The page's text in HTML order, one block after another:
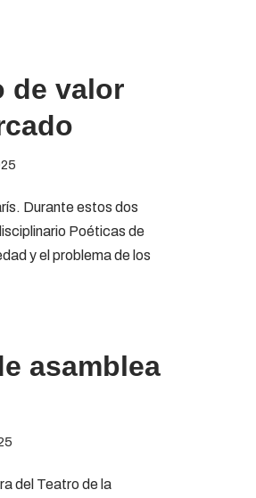
de valor
Durante estos dos
Poéticas de
y el problema de los
asamblea
del Teatro de la